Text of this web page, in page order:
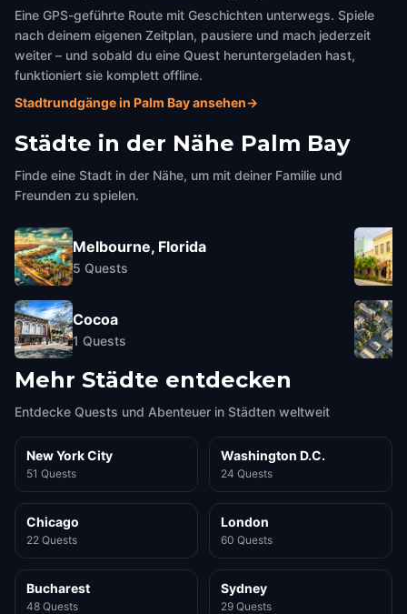
Eine GPS-geführte Route mit Geschichten unterwegs. Spiele
nach deinem eigenen Zeitplan, pausiere und mach jederzeit
weiter – und sobald du eine Quest heruntergeladen hast,
funktioniert sie komplett offline.
Stadtrundgänge in Palm Bay ansehen→
Städte in der Nähe Palm Bay
Finde eine Stadt in der Nähe, um mit deiner Familie und
Freunden zu spielen.
Melbourne, Florida
5 Quests
Cocoa
1 Quests
Mehr Städte entdecken
Entdecke Quests und Abenteuer in Städten weltweit
New York City
51 Quests
Washington D.C.
24 Quests
Chicago
22 Quests
London
60 Quests
Bucharest
48 Quests
Sydney
29 Quests